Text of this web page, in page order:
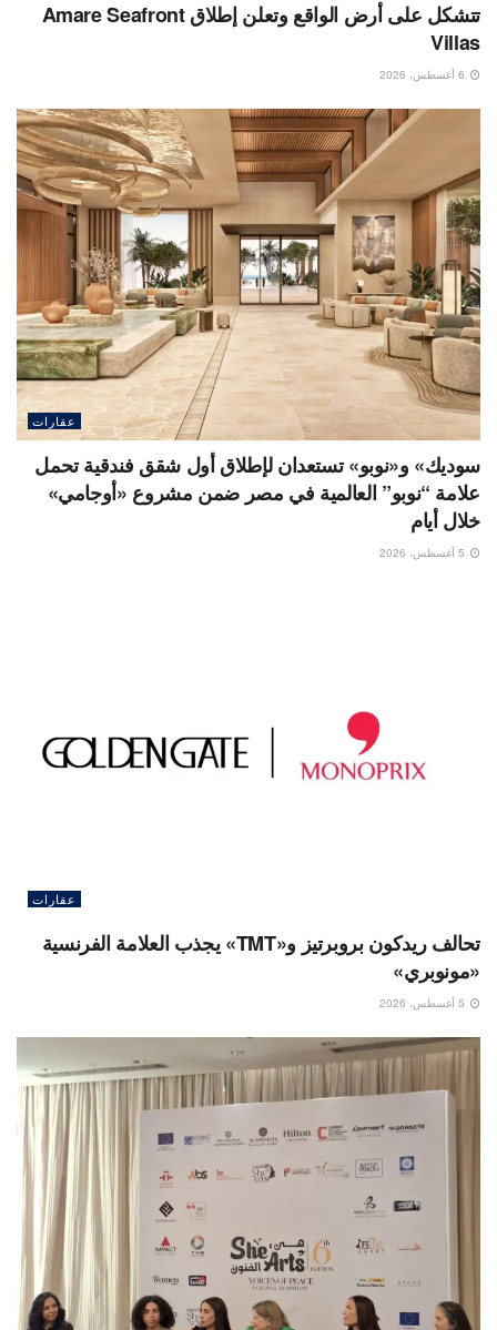
تتشكل على أرض الواقع وتعلن إطلاق Amare Seafront
Villas
عقارات
سوديك» و«نوبو» تستعدان لإطلاق أول شقق فندقية تحمل
علامة “نوبو” العالمية في مصر ضمن مشروع «أوجامي»
خلال أيام
عقارات
تحالف ريدكون بروبرتيز و«TMT» يجذب العلامة الفرنسية
«مونوبري»